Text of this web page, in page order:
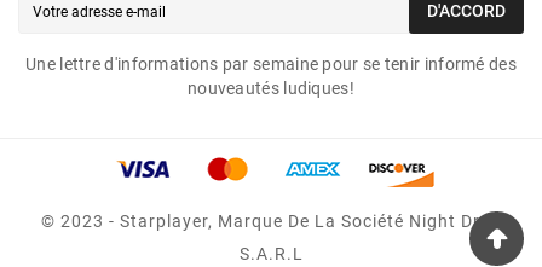
D'ACCORD
Une lettre d'informations par semaine pour se tenir informé des
nouveautés ludiques!
© 2023 - Starplayer, Marque De La Société Night Drop
S.A.R.L